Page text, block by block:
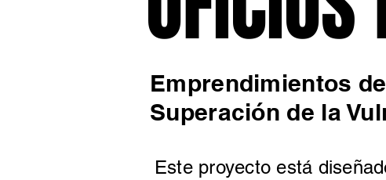
Emprendimientos
Superación de la
Este proyecto está